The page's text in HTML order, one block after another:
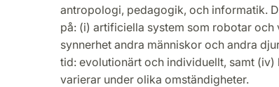
antropologi, pedagogik, och informatik.
på: (i) artificiella system som robotar
synnerhet andra människor och andra
tid: evolutionärt och individuellt, samt
varierar under olika omständigheter.